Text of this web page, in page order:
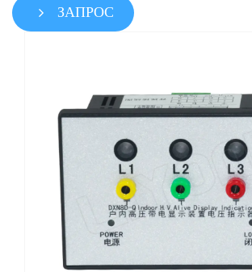
ЗАПРОС